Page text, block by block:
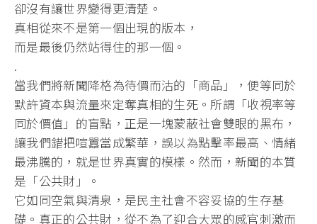
卻沒有讓世界變得更清楚。
真相從來不是第一個出現的版本，
而是最後仍然站得住的那一個。
.
​當我們將新聞降格為待價而沽的「商品」， 便等同於
默許資本與流量來定奪真相的生死。所謂「收視率等
同於價值」的盲點，正是一塊蒙蔽社會雙眼的黑布，
讓我們錯把喧囂當成繁華，誤以為點擊率最高、情緒
最沸騰的， 就是世界真實的模樣。然而，新聞的本質
是「公共財」。
它如同空氣與清泉，是民主社會不容妥協的生存基
礎。 真正的公共財，從不為了迎合大眾的感官刺激而